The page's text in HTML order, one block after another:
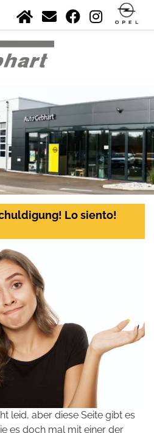
Lo siento!
leid, aber diese Seite gibt es
es doch mal mit einer der